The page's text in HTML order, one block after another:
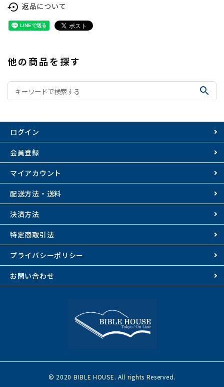
settings_backup_restore 返品について
他の商品を探す
search
ログイン
会員登録
マイアカウント
配送方法・送料
決済方法
特定商取引法
プライバシーポリシー
お問い合わせ
© 2020 BIBLE HOUSE. All rights Reserved.